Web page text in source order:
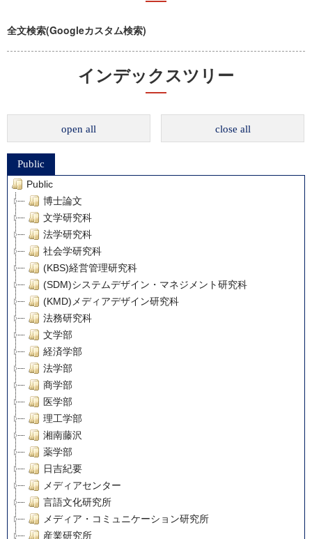
全文検索(Googleカスタム検索)
インデックスツリー
open all close all
Public
Public
博士論文
文学研究科
法学研究科
社会学研究科
(KBS)経営管理研究科
(SDM)システムデザイン・マネジメント研究科
(KMD)メディアデザイン研究科
法務研究科
文学部
経済学部
法学部
商学部
医学部
理工学部
湘南藤沢
薬学部
日吉紀要
メディアセンター
言語文化研究所
メディア・コミュニケーション研究所
産業研究所